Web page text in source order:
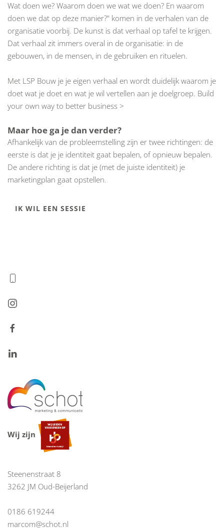
Wat doen we? Waarom doen we wat we doen? En waarom
doen we dat op deze manier?" komen in de verhalen van de
organisatie voorbij. De kunst is dat verhaal op tafel te krijgen.
Dat verhaal zit immers overal in de organisatie: in de
gebouwen, in de mensen, in de gebruiken en rituelen.
Met LSP Bouw je je eigen verhaal en wordt duidelijk waarom je
doet wat je doet en wat je wil vertellen aan je doelgroep. Build
your own way to better business >
Maar hoe ga je dan verder?
Afhankelijk van de probleemstelling zijn er twee richtingen: de
eerste is dat je je identiteit gaat bepalen, of opnieuw bepalen.
De andere richting is dat je (met de juiste identiteit) je
marketingplan gaat opstellen.
IK WIL EEN SESSIE
Wij zijn
Steenenstraat 8
3262 JM Oud-Beijerland
0186 619244
marcom@schot.nl